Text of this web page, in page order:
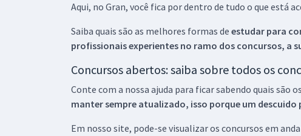
Aqui, no Gran, você fica por dentro de tudo o que está
Saiba quais são as melhores formas de estudar para
profissionais experientes no ramo dos concursos, a
Concursos abertos: saiba sobre todos os
Conte com a nossa ajuda para ficar sabendo quais são os
manter sempre atualizado, isso porque um descuido
Em nosso site, pode-se visualizar os concursos em